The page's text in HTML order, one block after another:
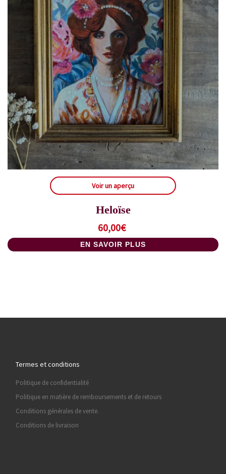
Voir un aperçu
Heloïse
60,00€
EN SAVOIR PLUS
Termes et conditions
Politique de confidentialité
Politique en matière de remboursements et de retours
Conditions générales de vente.
Conditions de livraison